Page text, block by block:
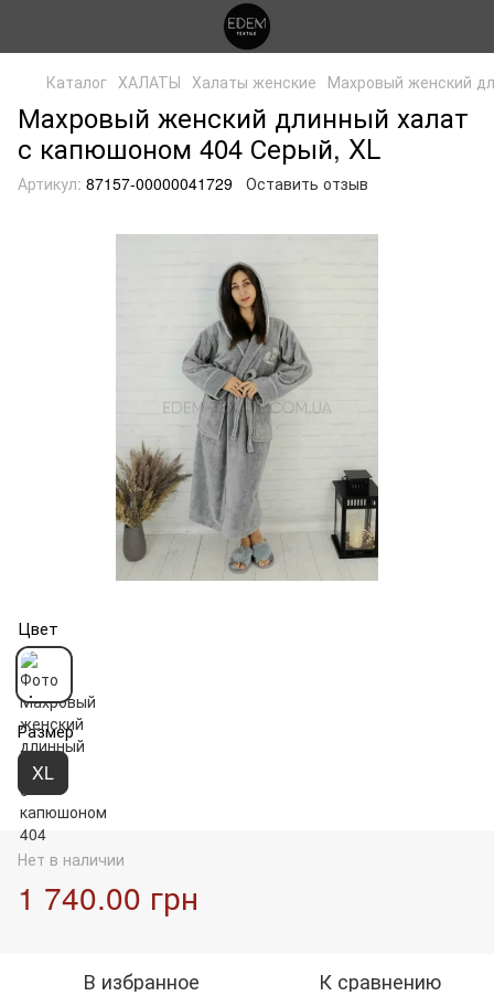
Каталог ХАЛАТЫ Халаты женские Махровый женский
Махровый женский длинный халат
с капюшоном 404 Серый, XL
Артикул: 87157-00000041729 Оставить отзыв
Цвет
Размер
XL
Нет в наличии
1 740.00 грн
В избранное К сравнению